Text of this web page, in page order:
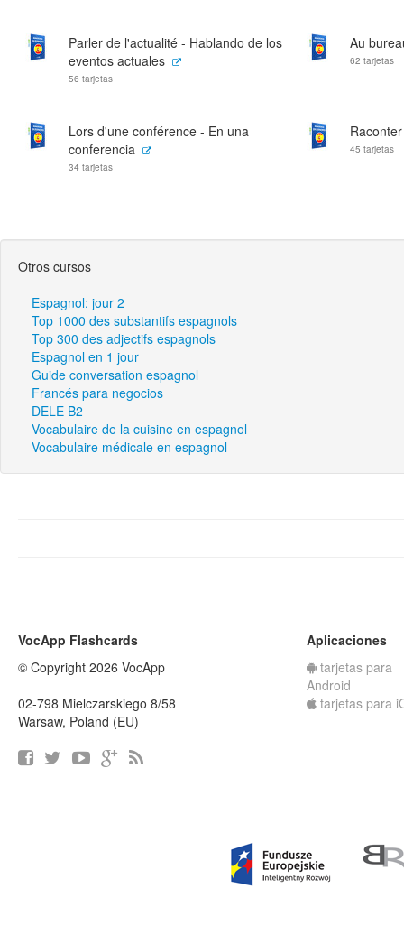
Parler de l'actualité - Hablando de los
eventos actuales
56 tarjetas
Au
62 tarjetas
Lors d'une conférence - En una
conferencia
34 tarjetas
45 tarjetas
Otros cursos
Espagnol: jour 2
Top 1000 des substantifs espagnols
Top 300 des adjectifs espagnols
Espagnol en 1 jour
Guide conversation espagnol
Francés para negocios
DELE B2
Vocabulaire de la cuisine en espagnol
Vocabulaire médicale en espagnol
VocApp Flashcards
© Copyright 2026 VocApp
02-798 Mielczarskiego 8/58
Warsaw, Poland (EU)
Aplicaciones
tarjetas para
Android
tarjetas para